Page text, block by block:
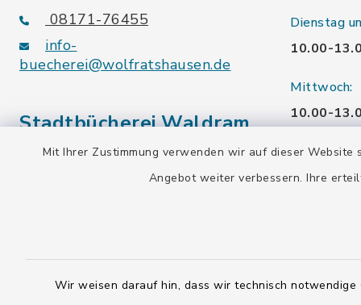
Mit Ihrer Zustimmung verwenden wir auf dieser
Angebot weiter verbessern. Ihre
Wir weisen darauf hin, dass wir technisch
08171-76455
info-
buecherei@wolfratshausen.de
Stadtbücherei Waldram
Kardinal-Wendel-Str. 96
82515 Wolfratshausen
Dienstag
10.00-
Mittwoch:
10.00-
15.00-
Freitag: